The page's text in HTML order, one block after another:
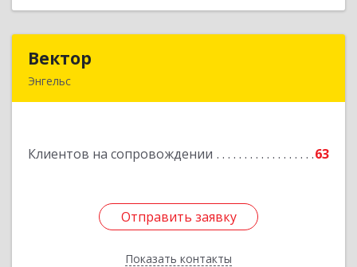
Вектор
Энгельс
Клиентов на сопровождении 63
Отправить заявку
Показать контакты
Подробнее
Отправить заявку
Назад